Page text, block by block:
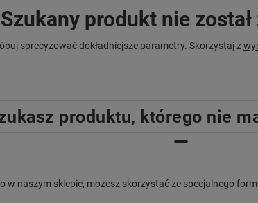
Szukany produkt nie
sprecyzować dokładniejsze parametry. Skorzystaj z
produktu, którego nie
w naszym sklepie, możesz skorzystać ze specjalnego